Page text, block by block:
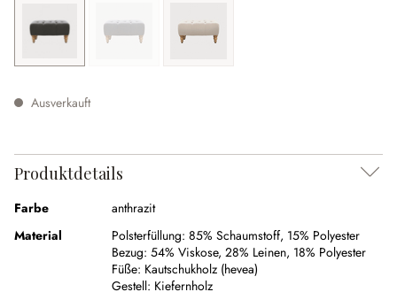
anthrazit
(Diese Option ist zurzeit nicht verfügbar.)
graublau
(Diese Option ist zurzeit nicht verfügbar.)
leinen
Ausverkauft
Produktdetails
Farbe
anthrazit
Material
Polsterfüllung: 85% Schaumstoff, 15% Polyester
Bezug: 54% Viskose, 28% Leinen, 18% Polyester
Füße: Kautschukholz (hevea)
Gestell: Kiefernholz